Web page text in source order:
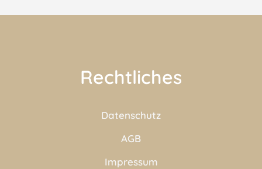
Rechtliches
Datenschutz
AGB
Impressum